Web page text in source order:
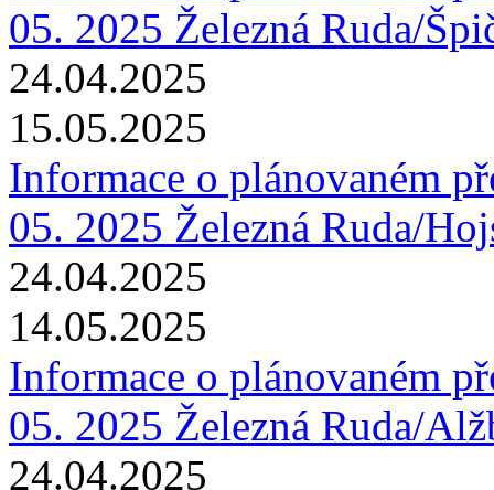
05. 2025 Železná Ruda/
24.04.2025
15.05.2025
Informace o plánovaném
05. 2025 Železná Ruda/
24.04.2025
14.05.2025
Informace o plánovaném
05. 2025 Železná Ruda/
24.04.2025